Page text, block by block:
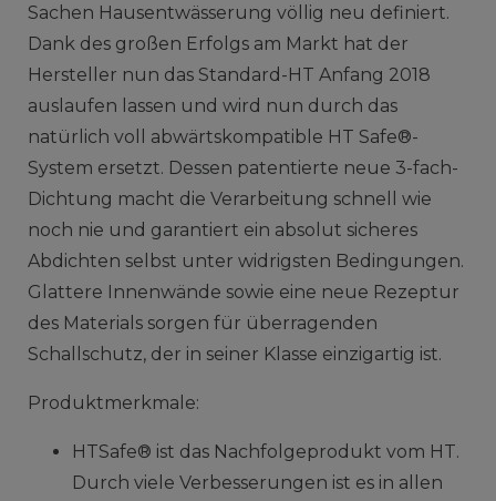
Sachen Hausentwässerung völlig neu definiert.
Dank des großen Erfolgs am Markt hat der
Hersteller nun das Standard-HT Anfang 2018
auslaufen lassen und wird nun durch das
natürlich voll abwärtskompatible HT Safe®-
System ersetzt. Dessen patentierte neue 3-fach-
Dichtung macht die Verarbeitung schnell wie
noch nie und garantiert ein absolut sicheres
Abdichten selbst unter widrigsten Bedingungen.
Glattere Innenwände sowie eine neue Rezeptur
des Materials sorgen für überragenden
Schallschutz, der in seiner Klasse einzigartig ist.
Produktmerkmale:
HTSafe® ist das Nachfolgeprodukt vom HT.
Durch viele Verbesserungen ist es in allen